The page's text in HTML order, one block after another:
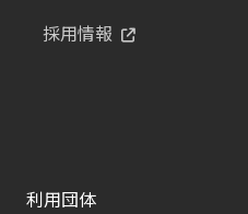
採用情報
利用団体